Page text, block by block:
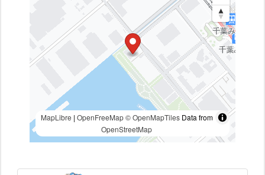
MapLibre | OpenFreeMap © OpenMapTilesData from
OpenStreetMap